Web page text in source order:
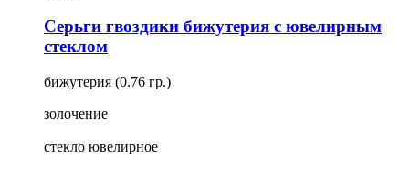
Серьги гвоздики бижутерия с ювелирным
стеклом
бижутерия (0.76 гр.)
золочение
стекло ювелирное